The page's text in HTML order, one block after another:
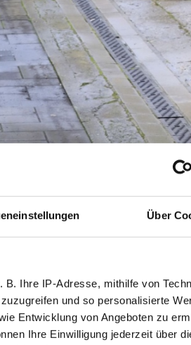
Über
Ihre IP-Adresse, mithilfe von
und so personalisierte
Entwicklung von Angeboten zu
Ihre Einwilligung jederzeit über